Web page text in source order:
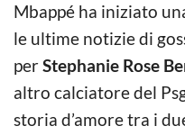
Mbappé ha iniziato
le ultime notizie di
perStephanie Rose
altro calciatore del
storia d’amore tra i